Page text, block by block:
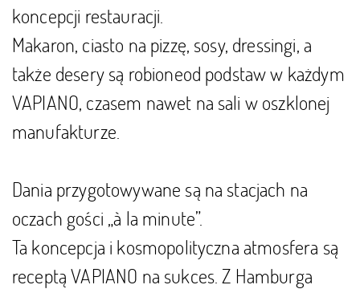
koncepcji restauracji.
Makaron, ciasto na pizzę, sosy, dressingi, a
także desery są robioneod podstaw w każdym
VAPIANO, czasem nawet na sali w oszklonej
manufakturze.
Dania przygotowywane są na stacjach na
oczach gości „à la minute”.
Ta koncepcja i kosmopolityczna atmosfera są
receptą VAPIANO na sukces. Z Hamburga